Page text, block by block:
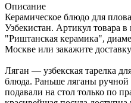
Описание
Керамическое блюдо для
Узбекистан. Артикул товара
"Риштанская керамика",
Москве или закажите
Ляган — узбекская тарелка
блюда. Раньше ляганы
подавали на стол только по